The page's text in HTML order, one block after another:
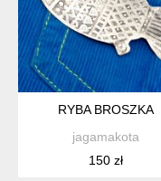
RYBA BROSZKA
jagamakota
150 zł